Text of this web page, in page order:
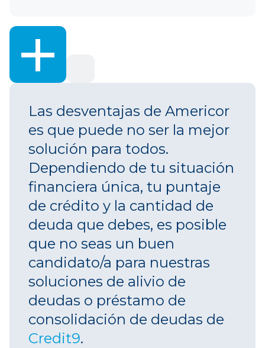
+
Las desventajas de Americor
es que puede no ser la mejor
solución para todos.
Dependiendo de tu situación
financiera única, tu puntaje
de crédito y la cantidad de
deuda que debes, es posible
que no seas un buen
candidato/a para nuestras
soluciones de alivio de
deudas o préstamo de
consolidación de deudas de
Credit9.